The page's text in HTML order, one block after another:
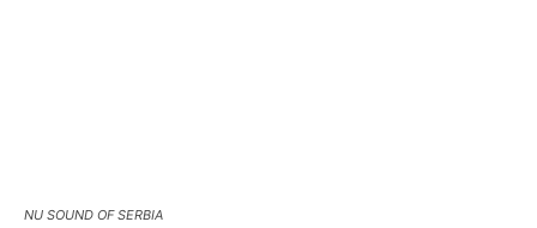
NU SOUND OF SERBIA